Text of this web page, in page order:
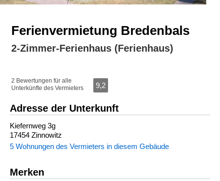
Ferienvermietung Bredenbals
2-Zimmer-Ferienhaus (Ferienhaus)
2 Bewertungen für alle
Unterkünfte des Vermieters
9,2
Adresse der Unterkunft
Kiefernweg 3g
17454 Zinnowitz
5 Wohnungen des Vermieters in diesem Gebäude
Merken